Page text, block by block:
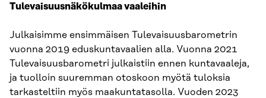
Tulevaisuusnäkökulmaa vaaleihin
Julkaisimme ensimmäisen Tulevaisuusbarometrin
vuonna 2019 eduskuntavaalien alla. Vuonna 2021
Tulevaisuusbarometri julkaistiin ennen kuntavaaleja,
ja tuolloin suuremman otoskoon myötä tuloksia
tarkasteltiin myös maakuntatasolla. Vuoden 2023